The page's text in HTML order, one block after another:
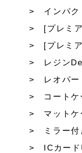
インパク
[プレミ
[プレミ
レジン
レオパ
コート
マット
ミラー
ICカー